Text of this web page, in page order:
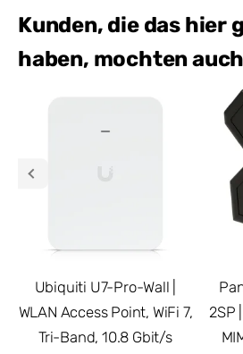
Kunden, die das hier
haben, mochten
Ubiquiti U7-Pro-Wall |
WLAN Access Point, WiFi 7,
Tri-Band, 10.8 Gbit/s
2SP